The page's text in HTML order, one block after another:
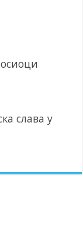
слава у